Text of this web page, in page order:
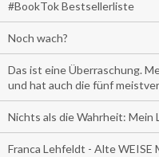
#BookTok Bestsellerliste
Noch wach?
Das ist eine Überraschung.
und hat auch die fünf
Nichts als die Wahrheit: Mein
Franca Lehfeldt - Alte WEISE